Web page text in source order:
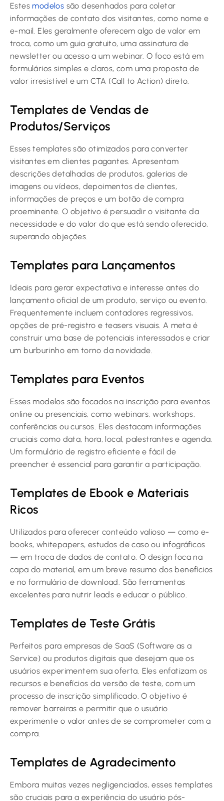
Estes modelos são desenhados para coletar
informações de contato dos visitantes, como nome e
e-mail. Eles geralmente oferecem algo de valor em
troca, como um guia gratuito, uma assinatura de
newsletter ou acesso a um webinar. O foco está em
formulários simples e claros, com uma proposta de
valor irresistível e um CTA (Call to Action) direto.
Templates de Vendas de
Produtos/Serviços
Esses templates são otimizados para converter
visitantes em clientes pagantes. Apresentam
descrições detalhadas de produtos, galerias de
imagens ou vídeos, depoimentos de clientes,
informações de preços e um botão de compra
proeminente. O objetivo é persuadir o visitante da
necessidade e do valor do que está sendo oferecido,
superando objeções.
Templates para Lançamentos
Ideais para gerar expectativa e interesse antes do
lançamento oficial de um produto, serviço ou evento.
Frequentemente incluem contadores regressivos,
opções de pré-registro e teasers visuais. A meta é
construir uma base de potenciais interessados e criar
um burburinho em torno da novidade.
Templates para Eventos
Esses modelos são focados na inscrição para eventos
online ou presenciais, como webinars, workshops,
conferências ou cursos. Eles destacam informações
cruciais como data, hora, local, palestrantes e agenda.
Um formulário de registro eficiente e fácil de
preencher é essencial para garantir a participação.
Templates de Ebook e Materiais
Ricos
Utilizados para oferecer conteúdo valioso — como e-
books, whitepapers, estudos de caso ou infográficos
— em troca de dados de contato. O design foca na
capa do material, em um breve resumo dos benefícios
e no formulário de download. São ferramentas
excelentes para nutrir leads e educar o público.
Templates de Teste Grátis
Perfeitos para empresas de SaaS (Software as a
Service) ou produtos digitais que desejam que os
usuários experimentem sua oferta. Eles enfatizam os
recursos e benefícios da versão de teste, com um
processo de inscrição simplificado. O objetivo é
remover barreiras e permitir que o usuário
experimente o valor antes de se comprometer com a
compra.
Templates de Agradecimento
Embora muitas vezes negligenciados, esses templates
são cruciais para a experiência do usuário pós-